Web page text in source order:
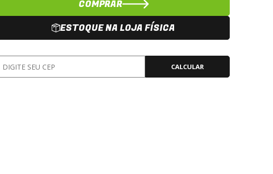
COMPRAR
ESTOQUE NA LOJA FÍSICA
CALCULAR